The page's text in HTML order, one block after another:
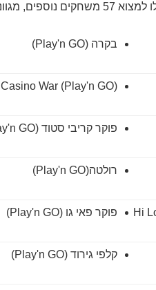
מגוונים:
בקרה (Play'n GO)
Casino War (Play'n GO)
פוקר קריבי סטוד (Play'n GO)
רולטה(Play'n GO)
פוקר פאי גו (Play'n GO)
קלפי גירוד (Play'n GO)